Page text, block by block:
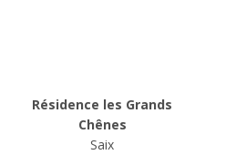
Résidence les Grands
Chênes
Saix